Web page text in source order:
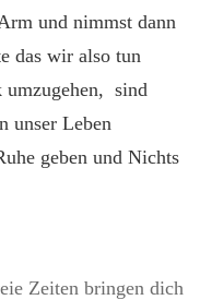
und nimmst dann
das wir also tun
umzugehen, sind
unser Leben
geben und Nichts
Zeiten bringen dich